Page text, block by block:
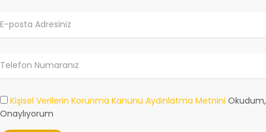
Kişisel Verilerin Korunma Kanunu Aydınlatma Metnini Okudum,
Onaylıyorum